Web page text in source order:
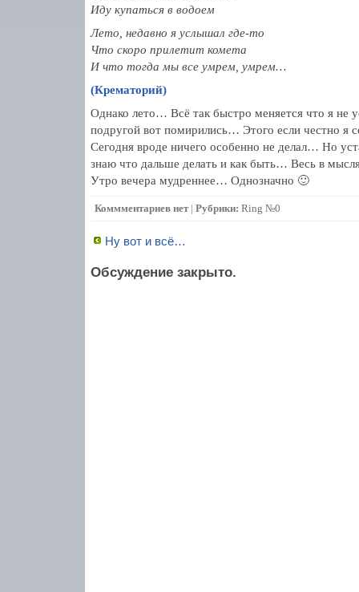
Иду купаться в водоем
Лето, недавно я услышал где-то
Что скоро прилетит комета
И что тогда мы все умрем, умрем…
(Крематорий)
Однако лето… Всё так быстро меняется что я не
подругой вот помирились… Этого если честно
Сегодня вроде ничего особенно не делал… Но
знаю что дальше делать и как быть… Весь в
Утро вечера мудреннее… Однозначно 🙂
Коммментариев нет | Рубрики: Ring №0
Ну вот и всё…
Обсуждение закрыто.